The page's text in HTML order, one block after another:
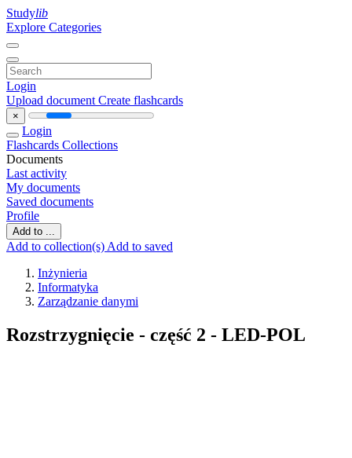
Studylib
Explore Categories
Login
Upload document Create flashcards
×
Login
Flashcards Collections
Documents
Last activity
My documents
Saved documents
Profile
Add to ...
Add to collection(s) Add to saved
Inżynieria
Informatyka
Zarządzanie danymi
Rozstrzygnięcie - część 2 - LED-POL